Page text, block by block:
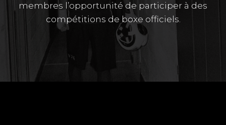
membres l’opportunité de participer à des
compétitions de boxe officiels.